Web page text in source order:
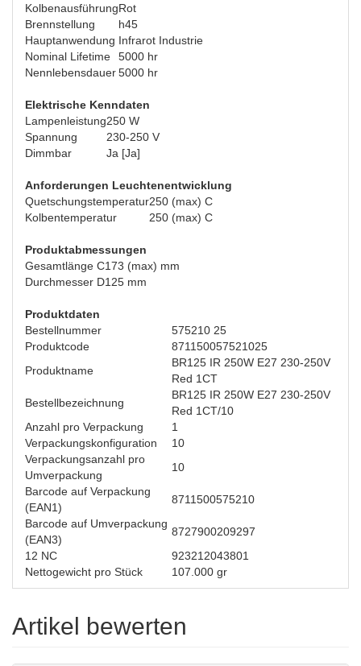
KolbenausführungRot
Brennstellung
h45
Hauptanwendung Infrarot Industrie
Nominal Lifetime
5000 hr
Nennlebensdauer5000 hr
Elektrische Kenndaten
Lampenleistung250 W
Spannung
230-250 V
Dimmbar
Ja [Ja]
Anforderungen Leuchtenentwicklung
Quetschungstemperatur250 (max) C
Kolbentemperatur
250 (max) C
Produktabmessungen
Gesamtlänge C173 (max) mm
Durchmesser D125 mm
Produktdaten
Bestellnummer
575210 25
Produktcode
871150057521025
Produktname
BR125 IR 250W E27 230-250V
Red 1CT
Bestellbezeichnung
BR125 IR 250W E27 230-250V
Red 1CT/10
Anzahl pro Verpackung
1
Verpackungskonfiguration
10
Verpackungsanzahl pro
Umverpackung
10
Barcode auf Verpackung
(EAN1)
8711500575210
Barcode auf Umverpackung
(EAN3)
8727900209297
12 NC
923212043801
Nettogewicht pro Stück
107.000 gr
Artikel bewerten